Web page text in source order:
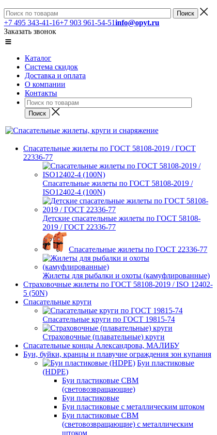
+7 495 343-41-16+7 903 961-54-51info@opyt.ru
Заказать звонок
Каталог
Система скидок
Доставка и оплата
О компании
Контакты
Спасательные жилеты по ГОСТ 58108-2019 / ГОСТ
22336-77
Спасательные жилеты по ГОСТ 58108-2019 /
ISO12402-4 (100N)
Детские спасательные жилеты по ГОСТ 58108-
2019 / ГОСТ 22336-77
Спасательные жилеты по ГОСТ 22336-77
Жилеты для рыбалки и охоты (камуфлированные)
Страховочные жилеты по ГОСТ 58108-2019 / ISO 12402-
5 (50N)
Спасательные круги
Спасательные круги по ГОСТ 19815-74
Страховочные (плавательные) круги
Спасательные концы Александрова, МАЛИБУ
Буи, буйки, кранцы и плавучие ограждения зон купания
Буи пластиковые
(HDPE)
Буи пластиковые СВМ
(световозвращающие)
Буи пластиковые
Буи пластиковые с металлическим штоком
Буи пластиковые СВМ
(световозвращающие) с металлическим
штоком